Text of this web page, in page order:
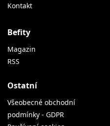
Kontakt
Befity
Magazin
RSS
Ostatní
Všeobecné obchodní
podmínky - GDPR